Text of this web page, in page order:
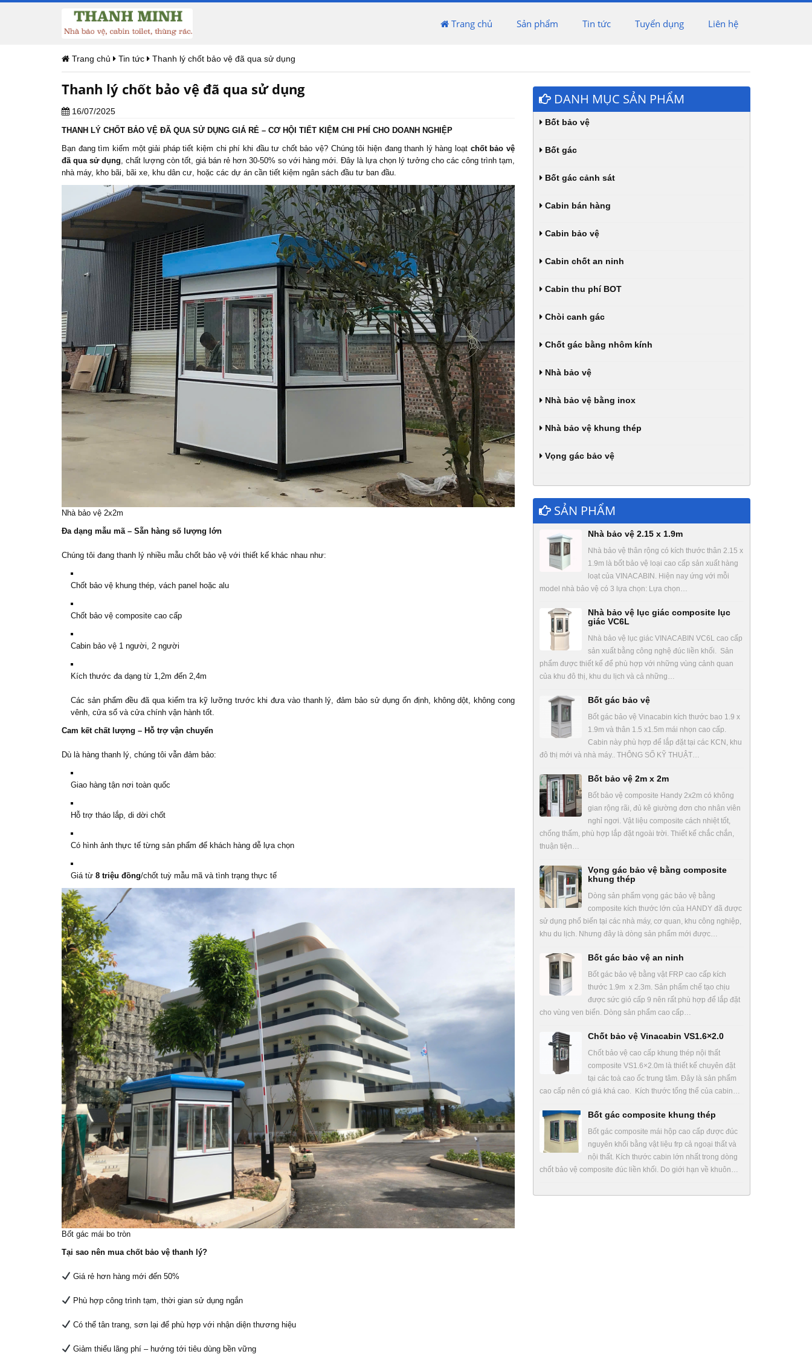
Trang chủ Sản phẩm Tin tức Tuyển dụng Liên hệ
Trang chủ Tin tức Thanh lý chốt bảo vệ đã qua sử dụng
Thanh lý chốt bảo vệ đã qua sử dụng
16/07/2025
THANH LÝ CHỐT BẢO VỆ ĐÃ QUA SỬ DỤNG GIÁ RẺ – CƠ HỘI TIẾT KIỆM CHI PHÍ CHO DOANH NGHIỆP
Bạn đang tìm kiếm một giải pháp tiết kiệm chi phí khi đầu tư chốt bảo vệ? Chúng tôi hiện đang thanh lý hàng loạt chốt bảo vệ
đã qua sử dụng, chất lượng còn tốt, giá bán rẻ hơn 30-50% so với hàng mới. Đây là lựa chọn lý tưởng cho các công trình tạm,
nhà máy, kho bãi, bãi xe, khu dân cư, hoặc các dự án cần tiết kiệm ngân sách đầu tư ban đầu.
Nhà bảo vệ 2x2m
Đa dạng mẫu mã – Sẵn hàng số lượng lớn
Chúng tôi đang thanh lý nhiều mẫu chốt bảo vệ với thiết kế khác nhau như:
Chốt bảo vệ khung thép, vách panel hoặc alu
Chốt bảo vệ composite cao cấp
Cabin bảo vệ 1 người, 2 người
Kích thước đa dạng từ 1,2m đến 2,4m
Các sản phẩm đều đã qua kiểm tra kỹ lưỡng trước khi đưa vào thanh lý, đảm bảo sử dụng ổn định, không dột, không cong
vênh, cửa sổ và cửa chính vận hành tốt.
Cam kết chất lượng – Hỗ trợ vận chuyển
Dù là hàng thanh lý, chúng tôi vẫn đảm bảo:
Giao hàng tận nơi toàn quốc
Hỗ trợ tháo lắp, di dời chốt
Có hình ảnh thực tế từng sản phẩm để khách hàng dễ lựa chọn
Giá từ 8 triệu đồng/chốt tuỳ mẫu mã và tình trạng thực tế
Bốt gác mái bo tròn
Tại sao nên mua chốt bảo vệ thanh lý?
Giá rẻ hơn hàng mới đến 50%
Phù hợp công trình tạm, thời gian sử dụng ngắn
Có thể tân trang, sơn lại để phù hợp với nhận diện thương hiệu
Giảm thiểu lãng phí – hướng tới tiêu dùng bền vững
DANH MỤC SẢN PHẨM
Bốt bảo vệ
Bốt gác
Bốt gác cảnh sát
Cabin bán hàng
Cabin bảo vệ
Cabin chốt an ninh
Cabin thu phí BOT
Chòi canh gác
Chốt gác bằng nhôm kính
Nhà bảo vệ
Nhà bảo vệ bằng inox
Nhà bảo vệ khung thép
Vọng gác bảo vệ
SẢN PHẨM
Nhà bảo vệ 2.15 x 1.9m
Nhà bảo vệ thân rộng có kích thước thân 2.15 x
1.9m là bốt bảo vệ loại cao cấp sản xuất hàng
loạt của VINACABIN. Hiện nay ứng với mỗi
model nhà bảo vệ có 3 lựa chọn: Lựa chọn…
Nhà bảo vệ lục giác composite lục
giác VC6L
Nhà bảo vệ lục giác VINACABIN VC6L cao cấp
sản xuất bằng công nghệ đúc liền khối. Sản
phẩm được thiết kế để phù hợp với những vùng cảnh quan
của khu đô thị, khu du lịch và cả những…
Bốt gác bảo vệ
Bốt gác bảo vệ Vinacabin kích thước bao 1.9 x
1.9m và thân 1.5 x1.5m mái nhọn cao cấp.
Cabin này phù hợp để lắp đặt tại các KCN, khu
đô thị mới và nhà máy.. THÔNG SỐ KỸ THUẬT…
Bốt bảo vệ 2m x 2m
Bốt bảo vệ composite Handy 2x2m có không
gian rộng rãi, đủ kê giường đơn cho nhân viên
nghỉ ngơi. Vật liệu composite cách nhiệt tốt,
chống thấm, phù hợp lắp đặt ngoài trời. Thiết kế chắc chắn,
thuận tiện…
Vọng gác bảo vệ bằng composite
khung thép
Dòng sản phẩm vọng gác bảo vệ bằng
composite kích thước lớn của HANDY đã được
sử dụng phổ biến tại các nhà máy, cơ quan, khu công nghiệp,
khu du lịch. Nhưng đây là dòng sản phẩm mới được…
Bốt gác bảo vệ an ninh
Bốt gác bảo vệ bằng vật FRP cao cấp kích
thước 1.9m x 2.3m. Sản phẩm chế tạo chịu
được sức gió cấp 9 nên rất phù hợp để lắp đặt
cho vùng ven biển. Dòng sản phẩm cao cấp…
Chốt bảo vệ Vinacabin VS1.6×2.0
Chốt bảo vệ cao cấp khung thép nội thất
composite VS1.6×2.0m là thiết kế chuyên đặt
tại các toà cao ốc trung tâm. Đây là sản phẩm
cao cấp nên có giá khá cao. Kích thước tổng thể của cabin…
Bốt gác composite khung thép
Bốt gác composite mái hộp cao cấp được đúc
nguyên khối bằng vật liệu frp cả ngoại thất và
nội thất. Kích thước cabin lớn nhất trong dòng
chốt bảo vệ composite đúc liền khối. Do giới hạn về khuôn…